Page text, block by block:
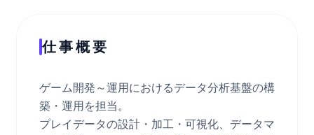
仕事概要
ゲーム開発～運用におけるデータ分析基盤の構
築・運用を担当。
プレイデータの設計・加工・可視化、データマ